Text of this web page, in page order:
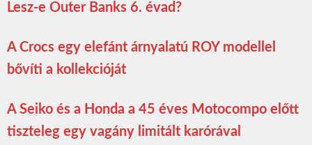
Lesz-e Outer Banks 6. évad?
A Crocs egy elefánt árnyalatú ROY modellel
bővíti a kollekcióját
A Seiko és a Honda a 45 éves Motocompo előtt
tiszteleg egy vagány limitált karórával